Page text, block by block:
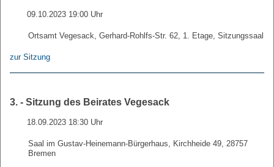
09.10.2023 19:00 Uhr
Ortsamt Vegesack, Gerhard-Rohlfs-Str. 62, 1. Etage, Sitzungssaal
zur Sitzung
3. - Sitzung des Beirates Vegesack
18.09.2023 18:30 Uhr
Saal im Gustav-Heinemann-Bürgerhaus, Kirchheide 49, 28757
Bremen